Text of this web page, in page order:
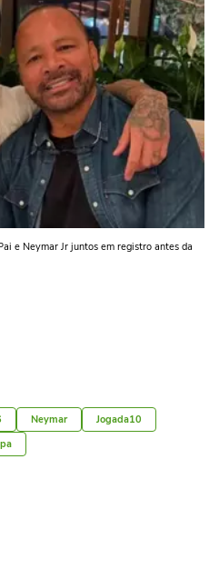
e Neymar Jr juntos em registro antes da
Neymar
Jogada10